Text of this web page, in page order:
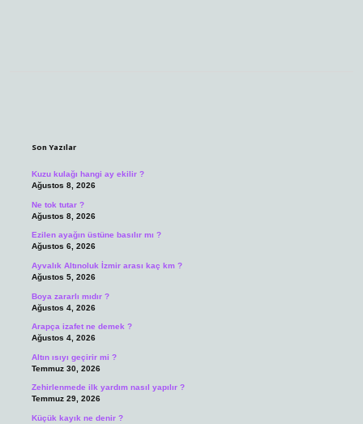
Son Yazılar
Kuzu kulağı hangi ay ekilir ?
Ağustos 8, 2026
Ne tok tutar ?
Ağustos 8, 2026
Ezilen ayağın üstüne basılır mı ?
Ağustos 6, 2026
Ayvalık Altınoluk İzmir arası kaç km ?
Ağustos 5, 2026
Boya zararlı mıdır ?
Ağustos 4, 2026
Arapça izafet ne demek ?
Ağustos 4, 2026
Altın ısıyı geçirir mi ?
Temmuz 30, 2026
Zehirlenmede ilk yardım nasıl yapılır ?
Temmuz 29, 2026
Küçük kayık ne denir ?